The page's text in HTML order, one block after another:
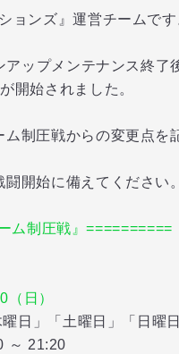
ョンズ』運営チームです
ップメンテナンス終了
が開始されました。
制圧戦からの変更点を
開始に備えてください。
ム制圧戦』==========
（日）
」「土曜日」「日曜日
21:20